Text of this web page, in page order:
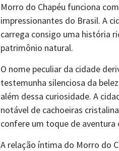
Morro do Chapéu funciona
impressionantes do Brasil. A
carrega consigo uma história
patrimônio natural.
O nome peculiar da cidade
testemunha silenciosa da
além dessa curiosidade. A
notável de cachoeiras
confere um toque de aventura
A relação íntima do Morro do